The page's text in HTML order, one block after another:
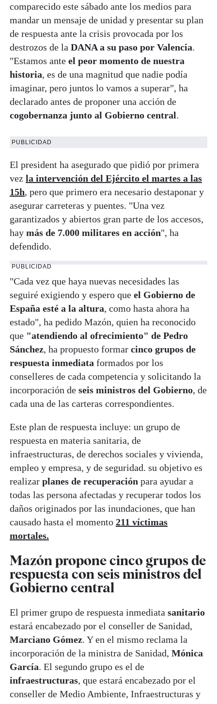
comparecido este sábado ante los medios para
mandar un mensaje de unidad y presentar su plan
de respuesta ante la crisis provocada por los
destrozos de la DANA a su paso por Valencia.
"Estamos ante el peor momento de nuestra
historia, es de una magnitud que nadie podía
imaginar, pero juntos lo vamos a superar", ha
declarado antes de proponer una acción de
cogobernanza junto al Gobierno central.
PUBLICIDAD
El president ha asegurado que pidió por primera
vez la intervención del Ejército el martes a las
15h, pero que primero era necesario destaponar y
asegurar carreteras y puentes. "Una vez
garantizados y abiertos gran parte de los accesos,
hay más de 7.000 militares en acción", ha
defendido.
PUBLICIDAD
"Cada vez que haya nuevas necesidades las
seguiré exigiendo y espero que el Gobierno de
España esté a la altura, como hasta ahora ha
estado", ha pedido Mazón, quien ha reconocido
que "atendiendo al ofrecimiento" de Pedro
Sánchez, ha propuesto formar cinco grupos de
respuesta inmediata formados por los
conselleres de cada competencia y solicitando la
incorporación de seis ministros del Gobierno, de
cada una de las carteras correspondientes.
Este plan de respuesta incluye: un grupo de
respuesta en materia sanitaria, de
infraestructuras, de derechos sociales y vivienda,
empleo y empresa, y de seguridad. su objetivo es
realizar planes de recuperación para ayudar a
todas las persona afectadas y recuperar todos los
daños originados por las inundaciones, que han
causado hasta el momento 211 víctimas
mortales.
Mazón propone cinco grupos de
respuesta con seis ministros del
Gobierno central
El primer grupo de respuesta inmediata sanitario
estará encabezado por el conseller de Sanidad,
Marciano Gómez. Y en el mismo reclama la
incorporación de la ministra de Sanidad, Mónica
García. El segundo grupo es el de
infraestructuras, que estará encabezado por el
conseller de Medio Ambiente, Infraestructuras y